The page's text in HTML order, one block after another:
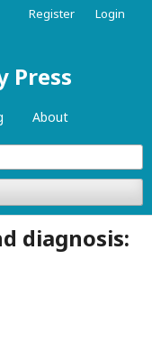
Press
About
Register Login
diagnosis: